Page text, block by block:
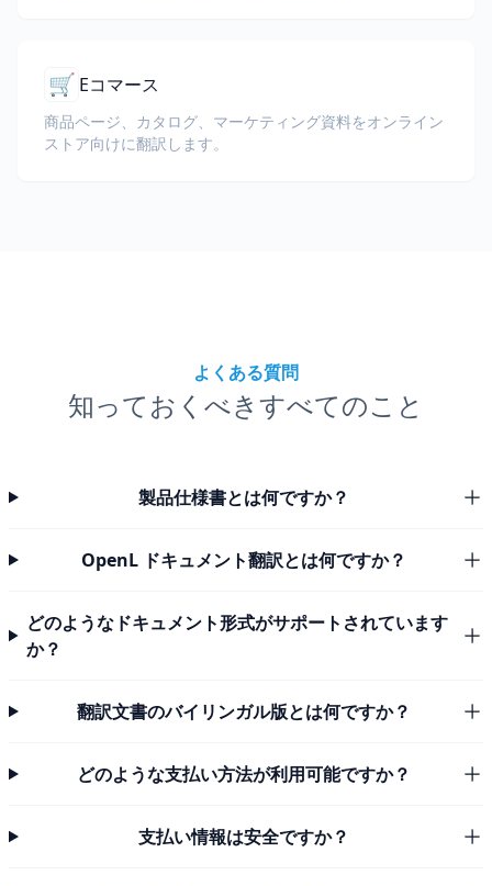
🛒 Eコマース
商品ページ、カタログ、マーケティング資料をオンライン
ストア向けに翻訳します。
よくある質問
知っておくべきすべてのこと
製品仕様書とは何ですか？
OpenL ドキュメント翻訳とは何ですか？
どのようなドキュメント形式がサポートされています
か？
翻訳文書のバイリンガル版とは何ですか？
どのような支払い方法が利用可能ですか？
支払い情報は安全ですか？